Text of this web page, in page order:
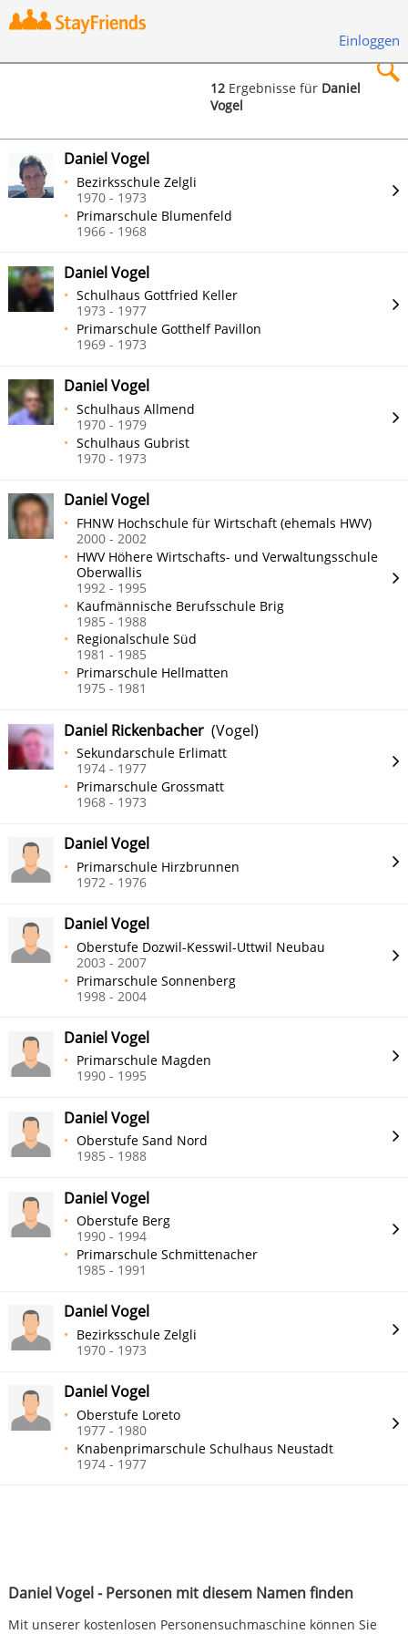
Einloggen
Suchen
12 Ergebnisse für Daniel
Vogel
Daniel Vogel - Personen mit diesem Namen finden
Mit unserer kostenlosen Personensuchmaschine können Sie
Daniel Vogel
Bezirksschule Zelgli
1970 - 1973
Primarschule Blumenfeld
1966 - 1968
Daniel Vogel
Schulhaus Gottfried Keller
1973 - 1977
Primarschule Gotthelf Pavillon
1969 - 1973
Daniel Vogel
Schulhaus Allmend
1970 - 1979
Schulhaus Gubrist
1970 - 1973
Daniel Vogel
FHNW Hochschule für Wirtschaft (ehemals HWV)
2000 - 2002
HWV Höhere Wirtschafts- und Verwaltungsschule
Oberwallis
1992 - 1995
Kaufmännische Berufsschule Brig
1985 - 1988
Regionalschule Süd
1981 - 1985
Primarschule Hellmatten
1975 - 1981
Daniel Rickenbacher (Vogel)
Sekundarschule Erlimatt
1974 - 1977
Primarschule Grossmatt
1968 - 1973
Daniel Vogel
Primarschule Hirzbrunnen
1972 - 1976
Daniel Vogel
Oberstufe Dozwil-Kesswil-Uttwil Neubau
2003 - 2007
Primarschule Sonnenberg
1998 - 2004
Daniel Vogel
Primarschule Magden
1990 - 1995
Daniel Vogel
Oberstufe Sand Nord
1985 - 1988
Daniel Vogel
Oberstufe Berg
1990 - 1994
Primarschule Schmittenacher
1985 - 1991
Daniel Vogel
Bezirksschule Zelgli
1970 - 1973
Daniel Vogel
Oberstufe Loreto
1977 - 1980
Knabenprimarschule Schulhaus Neustadt
1974 - 1977